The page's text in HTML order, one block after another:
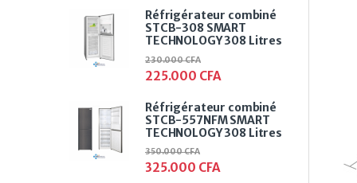
Réfrigérateur combiné
STCB-308 SMART
TECHNOLOGY 308 Litres
225.000 CFA
230.000CFA
Réfrigérateur combiné
STCB-557NFM SMART
TECHNOLOGY 308 Litres
325.000 CFA
350.000CFA